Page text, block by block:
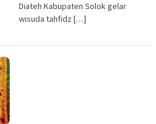
Diateh Kabupaten Solok gelar
wisuda tahfidz […]